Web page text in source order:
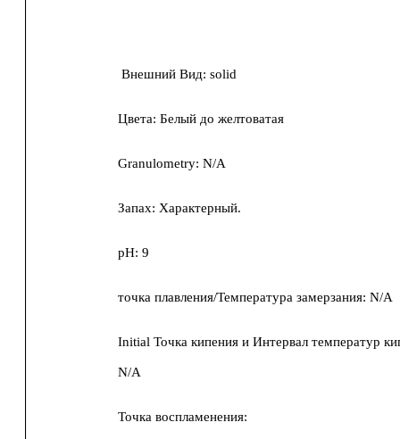
Внешний Вид: solid
Цвета: Белый до желтоватая
Granulometry: N/A
Запах: Характерный.
pH: 9
точка плавления/Температура замерзания: N/A
Initial Точка кипения и Интервал температур
N/A
Точка воспламенения: